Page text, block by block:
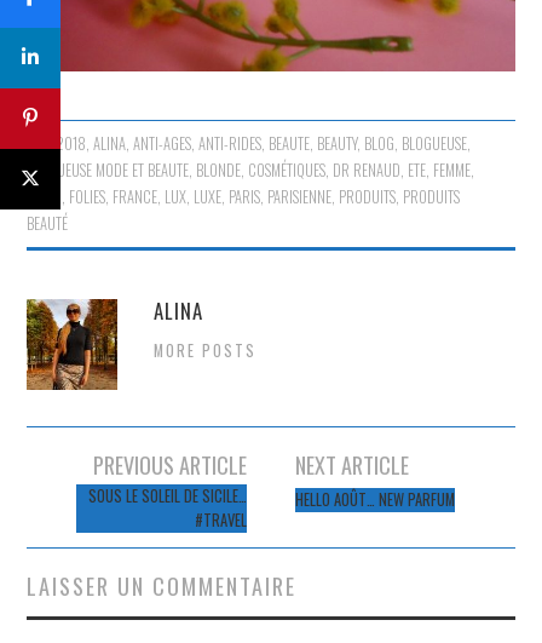
2018, ALINA, ANTI-AGES, ANTI-RIDES, BEAUTE, BEAUTY, BLOG, BLOGUEUSE,
BLOGUEUSE MODE ET BEAUTE, BLONDE, COSMÉTIQUES, DR RENAUD, ETE, FEMME,
, FOLIES, FRANCE, LUX, LUXE, PARIS, PARISIENNE, PRODUITS, PRODUITS
BEAUTÉ
ALINA
MORE POSTS
Navigation
articles
PREVIOUS ARTICLE
SOUS LE SOLEIL DE SICILE…
#TRAVEL
NEXT ARTICLE
HELLO AOÛT… NEW PARFUM
LAISSER UN COMMENTAIRE